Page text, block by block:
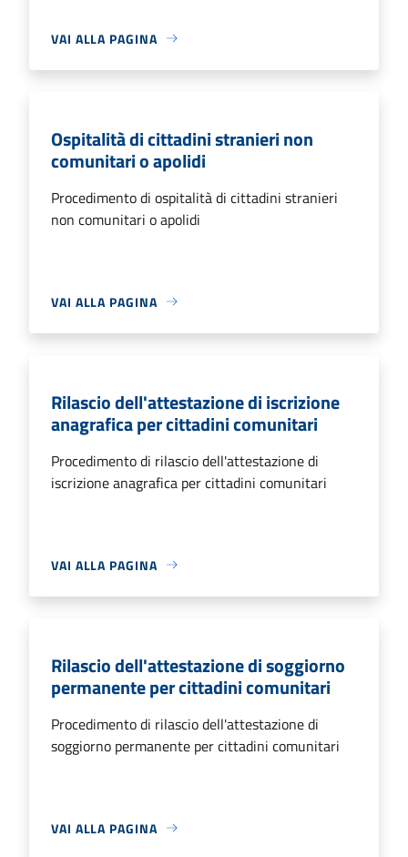
VAI ALLA PAGINA
Ospitalità di cittadini stranieri non
comunitari o apolidi
Procedimento di ospitalità di cittadini stranieri
non comunitari o apolidi
VAI ALLA PAGINA
Rilascio dell'attestazione di iscrizione
anagrafica per cittadini comunitari
Procedimento di rilascio dell'attestazione di
iscrizione anagrafica per cittadini comunitari
VAI ALLA PAGINA
Rilascio dell'attestazione di soggiorno
permanente per cittadini comunitari
Procedimento di rilascio dell'attestazione di
soggiorno permanente per cittadini comunitari
VAI ALLA PAGINA